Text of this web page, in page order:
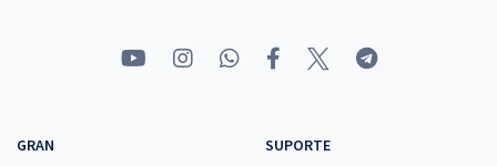
GRAN
SUPORTE